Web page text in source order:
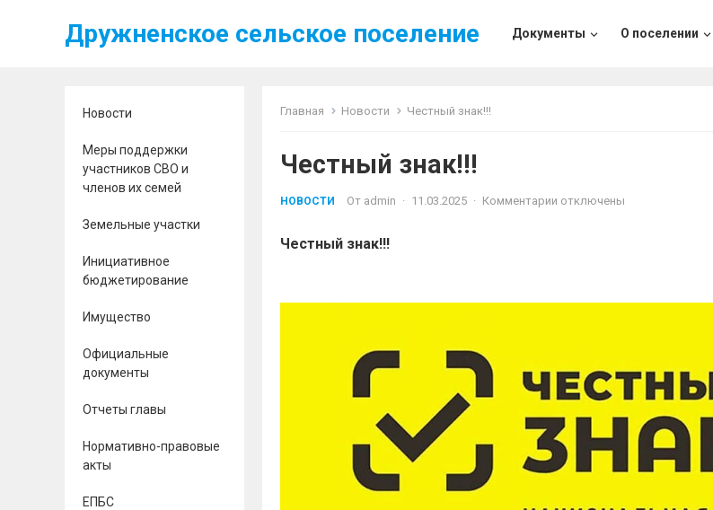
Дружненское сельское поселение Документы О поселении
Новости
Меры поддержки
участников СВО и
членов их семей
Земельные участки
Инициативное
бюджетирование
Имущество
Официальные
документы
Отчеты главы
Нормативно-правовые
акты
ЕПБС
Главная Новости Честный знак!!!
Честный знак!!!
НОВОСТИ От admin · 11.03.2025 · Комментарии отключены
Честный знак!!!